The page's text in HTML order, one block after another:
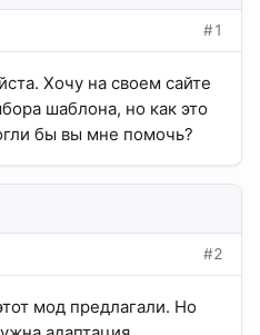
#1
Хочу на своем сайте
шаблона, но как это
бы вы мне помочь?
#2
мод предлагали. Но